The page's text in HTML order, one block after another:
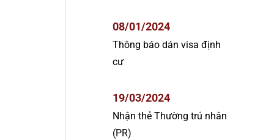
08/01/2024
Thông báo dán visa định
cư
19/03/2024
Nhận thẻ Thường trú nhân
(PR)